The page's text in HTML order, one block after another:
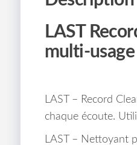
LAST
multi-usage
LAST – Record
chaque écoute.
LAST – Nettoyant